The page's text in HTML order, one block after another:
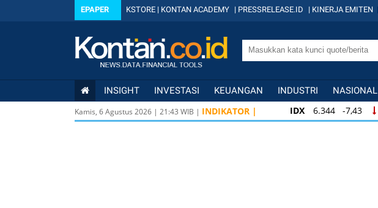
EPAPER KSTORE | KONTAN ACADEMY | PRESSRELEASE.ID | KINERJA EMITEN
INSIGHT INVESTASI KEUANGAN INDUSTRI NASIONAL
Kamis, 6 Agustus 2026 | 21:43 WIB | INDIKATOR | IDX 6.344 -7,43
IDX 6.344 -7,43